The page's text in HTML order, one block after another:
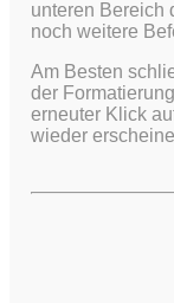
unteren Bereich
noch weitere
Am Besten
der
erneuter Klick
wieder